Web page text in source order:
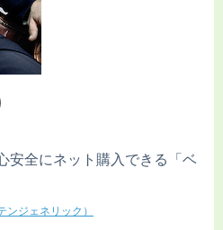
安全にネット購入できる「ベ
ジェネリック）